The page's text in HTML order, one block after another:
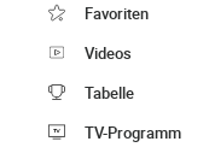
Favoriten
Videos
Tabelle
TV-Programm